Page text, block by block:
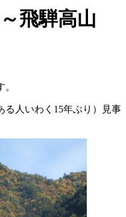
飛騨高山
る人いわく15年ぶり）見事